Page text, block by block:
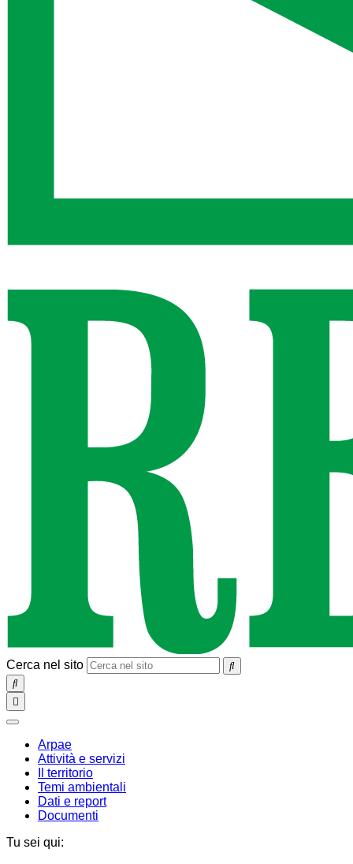
Cerca nel sito
SEARCH
Toggle
navigation
chiudi
Arpae
Attività e servizi
Il territorio
Temi ambientali
Dati e report
Documenti
Tu sei qui: